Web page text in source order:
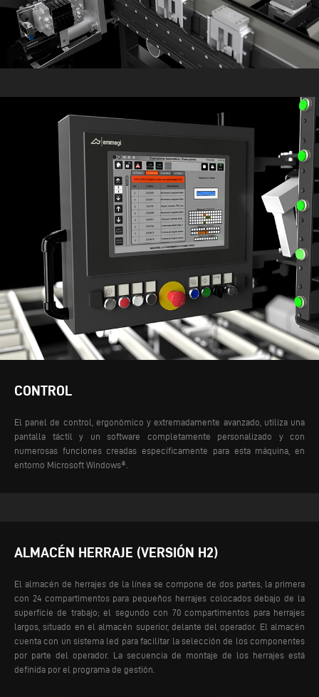
CONTROL
El panel de control, ergonómico y extremadamente avanzado, utiliza una
pantalla táctil y un software completamente personalizado y con
numerosas funciones creadas específicamente para esta máquina, en
entorno Microsoft Windows®.
ALMACÉN HERRAJE (VERSIÓN H2)
El almacén de herrajes de la línea se compone de dos partes, la primera
con 24 compartimentos para pequeños herrajes colocados debajo de la
superficie de trabajo; el segundo con 70 compartimentos para herrajes
largos, situado en el almacén superior, delante del operador. El almacén
cuenta con un sistema led para facilitar la selección de los componentes
por parte del operador. La secuencia de montaje de los herrajes está
definida por el programa de gestión.